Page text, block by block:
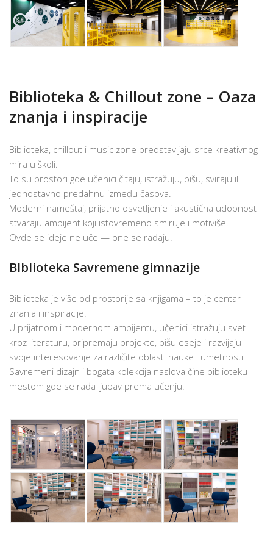
Biblioteka & Chillout zone – Oaza
znanja i inspiracije
Biblioteka, chillout i music zone predstavljaju srce kreativnog
mira u školi.
To su prostori gde učenici čitaju, istražuju, pišu, sviraju ili
jednostavno predahnu između časova.
Moderni nameštaj, prijatno osvetljenje i akustična udobnost
stvaraju ambijent koji istovremeno smiruje i motiviše.
Ovde se ideje ne uče — one se rađaju.
BIblioteka Savremene gimnazije
Biblioteka je više od prostorije sa knjigama – to je centar
znanja i inspiracije.
U prijatnom i modernom ambijentu, učenici istražuju svet
kroz literaturu, pripremaju projekte, pišu eseje i razvijaju
svoje interesovanje za različite oblasti nauke i umetnosti.
Savremeni dizajn i bogata kolekcija naslova čine biblioteku
mestom gde se rađa ljubav prema učenju.